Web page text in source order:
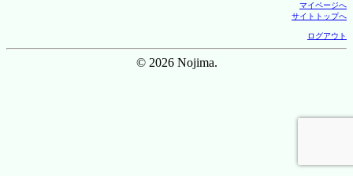
マイページへ
サイトトップへ
ログアウト
© 2026 Nojima.